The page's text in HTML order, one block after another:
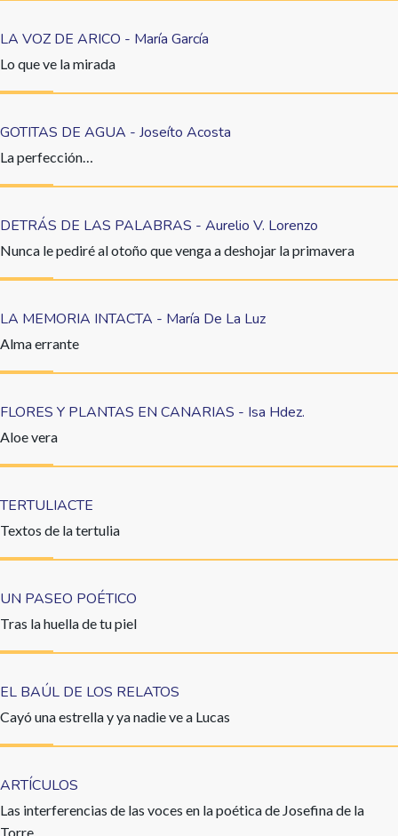
LA VOZ DE ARICO - María García
Lo que ve la mirada
GOTITAS DE AGUA - Joseíto Acosta
La perfección…
DETRÁS DE LAS PALABRAS - Aurelio V. Lorenzo
Nunca le pediré al otoño que venga a deshojar la primavera
LA MEMORIA INTACTA - María De La Luz
Alma errante
FLORES Y PLANTAS EN CANARIAS - Isa Hdez.
Aloe vera
TERTULIACTE
Textos de la tertulia
UN PASEO POÉTICO
Tras la huella de tu piel
EL BAÚL DE LOS RELATOS
Cayó una estrella y ya nadie ve a Lucas
ARTÍCULOS
Las interferencias de las voces en la poética de Josefina de la
Torre